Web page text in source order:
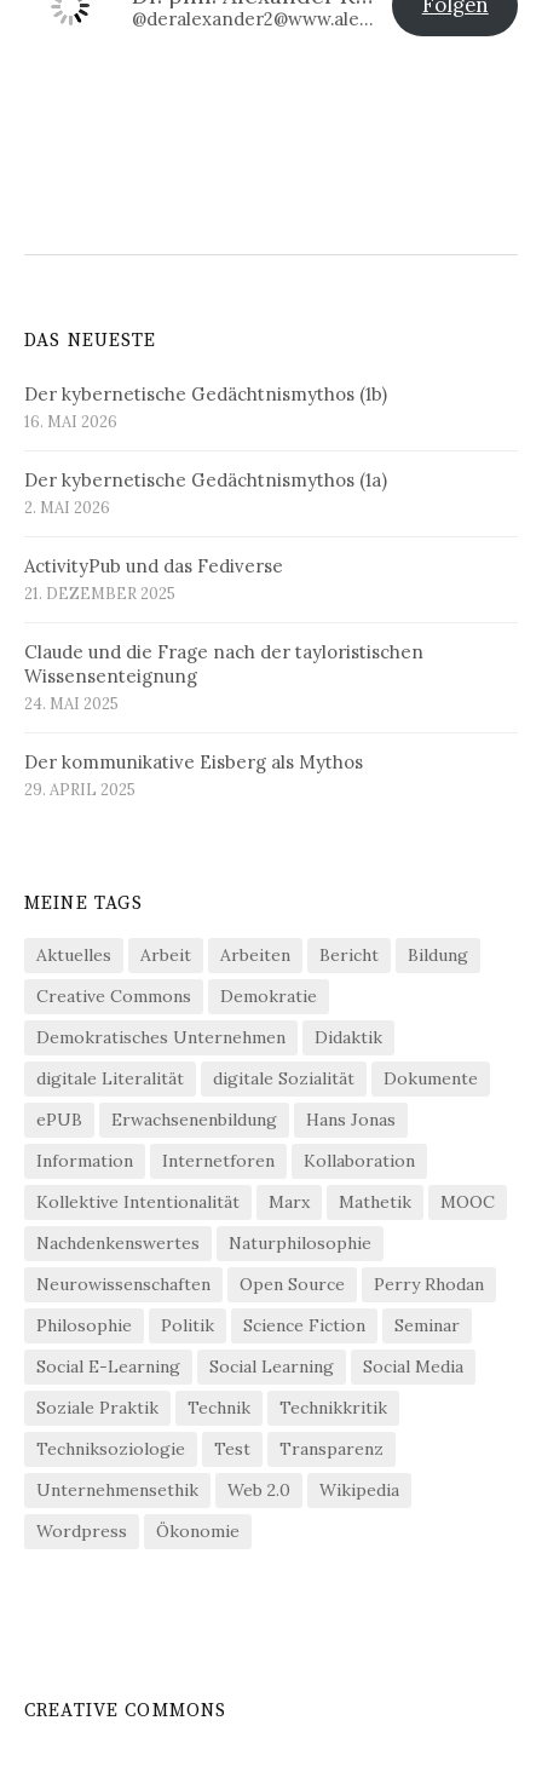
@deralexander2@www.alexander-klier.net
DAS NEUESTE
Der kybernetische Gedächtnismythos (1b)
16. MAI 2026
Der kybernetische Gedächtnismythos (1a)
2. MAI 2026
ActivityPub und das Fediverse
21. DEZEMBER 2025
Claude und die Frage nach der tayloristischen
Wissensenteignung
24. MAI 2025
Der kommunikative Eisberg als Mythos
29. APRIL 2025
MEINE TAGS
Aktuelles Arbeit Arbeiten Bericht
Bildung
Creative Commons
Demokratie
Demokratisches Unternehmen
Didaktik
digitale Literalität
digitale Sozialität
Dokumente
ePUB
Erwachsenenbildung
Hans Jonas
Information
Internetforen
Kollaboration
Kollektive Intentionalität
Marx Mathetik
MOOC
Nachdenkenswertes
Naturphilosophie
Neurowissenschaften
Open Source
Perry Rhodan
Philosophie
Politik Science Fiction
Seminar
Social E-Learning
Social Learning
Social Media
Soziale Praktik
Technik
Technikkritik
Techniksoziologie
Test
Transparenz
Unternehmensethik
Web 2.0
Wikipedia
Wordpress
Ökonomie
CREATIVE COMMONS